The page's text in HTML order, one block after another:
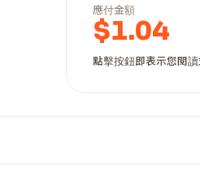
應付金額
$1.04
點擊按鈕即表示您閱